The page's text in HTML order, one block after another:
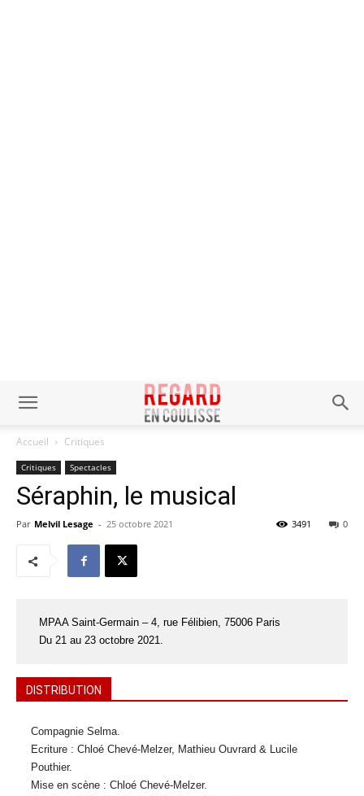
Accueil Critiques
Critiques Spectacles
Séraphin, le musical
Par Melvil Lesage - 25 octobre 2021 0
3491
MPAA Saint-Germain – 4, rue Félibien, 75006 Paris
Du 21 au 23 octobre 2021.
DISTRIBUTION
Compagnie Selma.
Ecriture : Chloé Chevé-Melzer, Mathieu Ouvrard & Lucile
Pouthier.
Mise en scène : Chloé Chevé-Melzer.